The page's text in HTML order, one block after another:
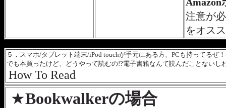
注意が
をオス
５．スマホ/タブレット端末/iPod touchが手元にある方、PCも持ってるぜ
でも本買ったけど、どうやって読むの!?電子書籍なんて読んだことないし
How To Read
★Bookwalkerの場合